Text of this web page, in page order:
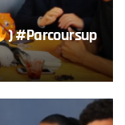
) #Parcoursup